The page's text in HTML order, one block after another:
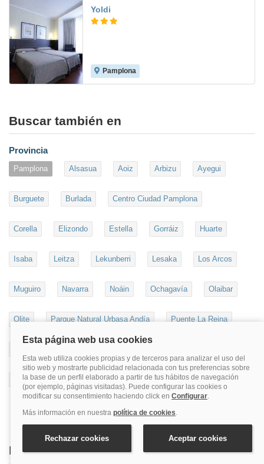
Yoldi
Pamplona
Buscar también en
Provincia
Pamplona Alsasua Aoiz Arbizu Ayegui
Burguete Burlada Centro Ciudad Pamplona
Corella Elizondo Estella Gorráiz Huarte
Isaba Leitza Lekunberri Lesaka Los Arcos
Muguiro Navarra Noáin Ochagavía Olaibar
Olite Parque Natural Urbasa Andía Puente La Reina
Ultzama Viana Villava Zizur Mayor
Destinos más populares en Quehoteles